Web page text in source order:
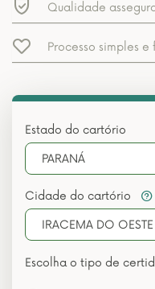
Qualidade
Processo simples e
Estado do cartório
PARANÁ
Cidade do cartório
IRACEMA DO OESTE
Escolha o tipo de